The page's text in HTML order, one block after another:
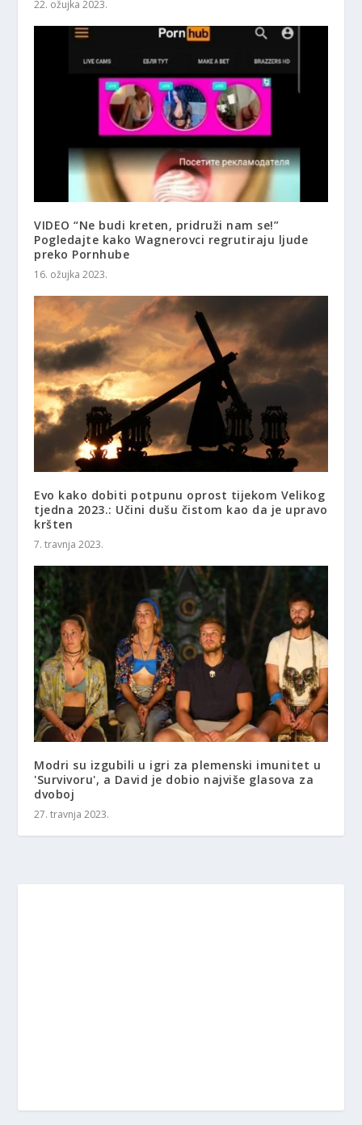
22. ožujka 2023.
VIDEO “Ne budi kreten, pridruži nam se!”
Pogledajte kako Wagnerovci regrutiraju ljude
preko Pornhube
16. ožujka 2023.
Evo kako dobiti potpunu oprost tijekom Velikog
tjedna 2023.: Učini dušu čistom kao da je upravo
kršten
7. travnja 2023.
Modri ​​su izgubili u igri za plemenski imunitet u
'Survivoru', a David je dobio najviše glasova za
dvoboj
27. travnja 2023.